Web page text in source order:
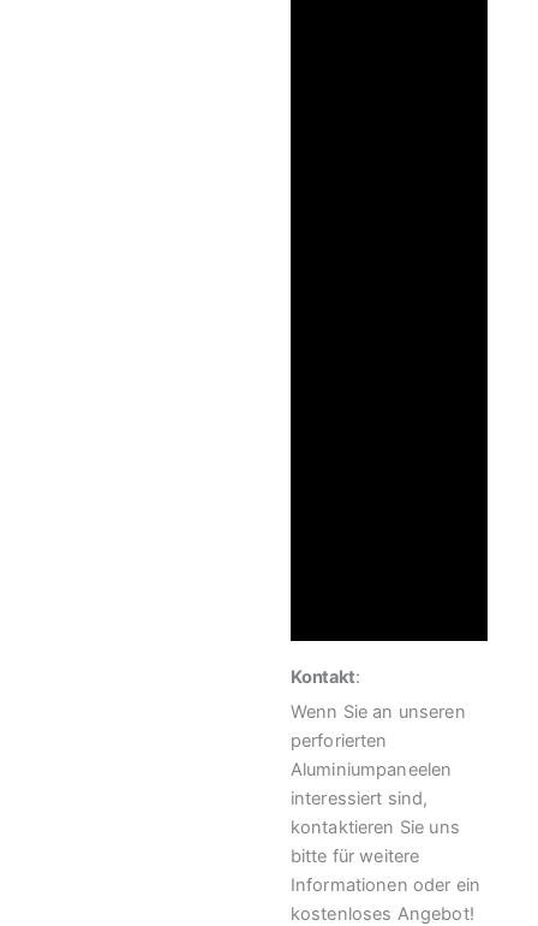
Kontakt:
Wenn Sie an unseren
perforierten
Aluminiumpaneelen
interessiert sind,
kontaktieren Sie uns
bitte für weitere
Informationen oder ein
kostenloses Angebot!